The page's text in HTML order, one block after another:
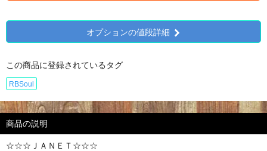
オプションの値段詳細
この商品に登録されているタグ
RBSoul
商品の説明
☆☆☆ＪＡＮＥＴ☆☆☆